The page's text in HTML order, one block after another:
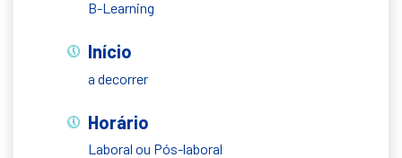
B-Learning
Início
a decorrer
Horário
Laboral ou Pós-laboral